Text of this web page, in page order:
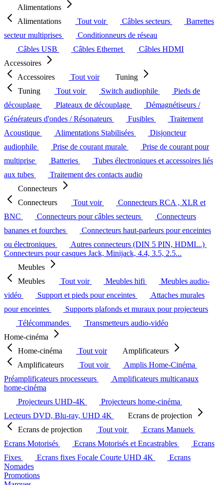
Alimentations
Alimentations
Tout voir Câbles secteurs
Barrettes
secteur multiprises
Conditionneurs de réseau
Câbles USB
Câbles Ethernet
Câbles HDMI
Accessoires
Accessoires
Tout voir
Tuning
Tuning
Tout voir Switch audiophile
Pieds de
découplage
Plateaux de découplage
Démagnétiseurs /
Générateurs d'ondes / Résonateurs
Fusibles
Traitement
Acoustique
Alimentations Stabilisées
Disjoncteur
audiophile
Prise de courant murale
Prise de courant pour
multiprise
Batteries
Tubes électroniques et accessoires liés
aux tubes
Traitement des contacts audio
Connecteurs
Connecteurs
Tout voir
Connecteurs RCA , XLR et
BNC
Connecteurs pour câbles secteurs
Connecteurs
bananes et fourches
Connecteurs haut-parleurs pour enceintes
ou électroniques
Autres connecteurs (DIN 5 PIN, HDMI...)
Connecteurs pour casques Jack, Minijack, 4.4, 3.5, 2.5...
Meubles
Meubles
Tout voir Meubles hifi
Meubles audio-
vidéo
Support et pieds pour enceintes
Attaches murales
pour enceintes
Supports plafonds et muraux pour projecteurs
Télécommandes
Transmetteurs audio-vidéo
Home-cinéma
Home-cinéma
Tout voir
Amplificateurs
Amplificateurs
Tout voir
Amplis Home-Cinéma
Préamplificateurs processeurs
Amplificateurs multicanaux
home-cinéma
Projecteurs UHD-4K
Projecteurs home-cinéma
Lecteurs DVD, Blu-ray, UHD 4K
Ecrans de projection
Ecrans de projection
Tout voir
Ecrans Manuels
Ecrans Motorisés
Ecrans Motorisés et Encastrables
Ecrans
Fixes
Ecrans fixes Focale Courte UHD 4K
Ecrans
Nomades
Promotions